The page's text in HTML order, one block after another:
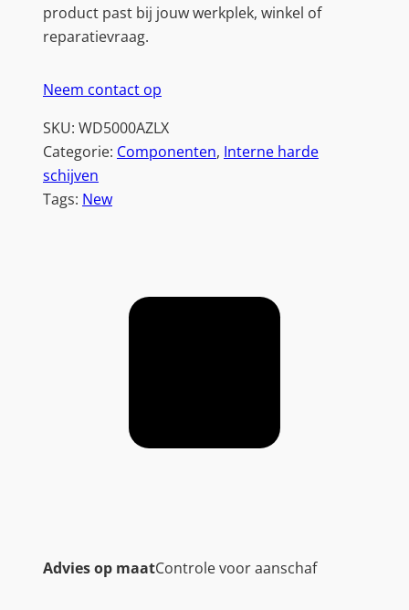
product past bij jouw werkplek, winkel of
reparatievraag.
Neem contact op
SKU: WD5000AZLX
Categorie: Componenten, Interne harde
schijven
Tags: New
Advies op maatControle voor aanschaf